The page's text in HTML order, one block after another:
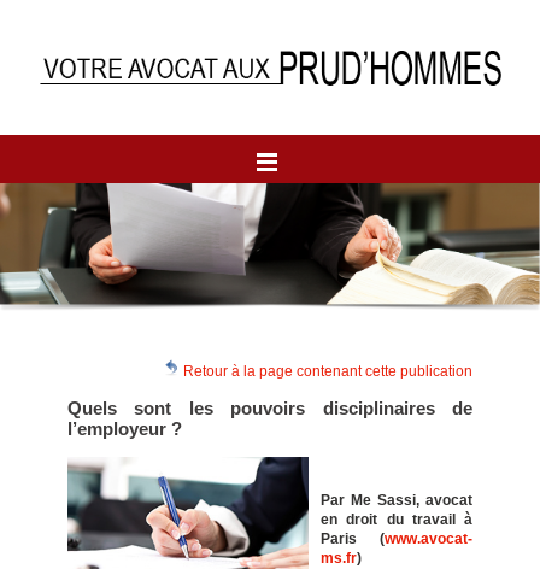
Retour à la page contenant cette publication
Quels sont les pouvoirs disciplinaires de
l’employeur ?
Par Me Sassi, avocat
en droit du travail à
Paris (www.avocat-
ms.fr)